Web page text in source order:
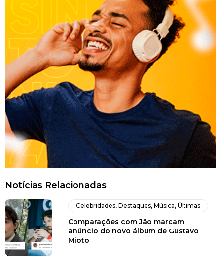
Notícias Relacionadas
Celebridades,Destaques,Música,Últimas
Comparações com Jão marcam
anúncio do novo álbum de Gustavo
Mioto